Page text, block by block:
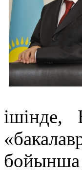
ішінде,
бойынша